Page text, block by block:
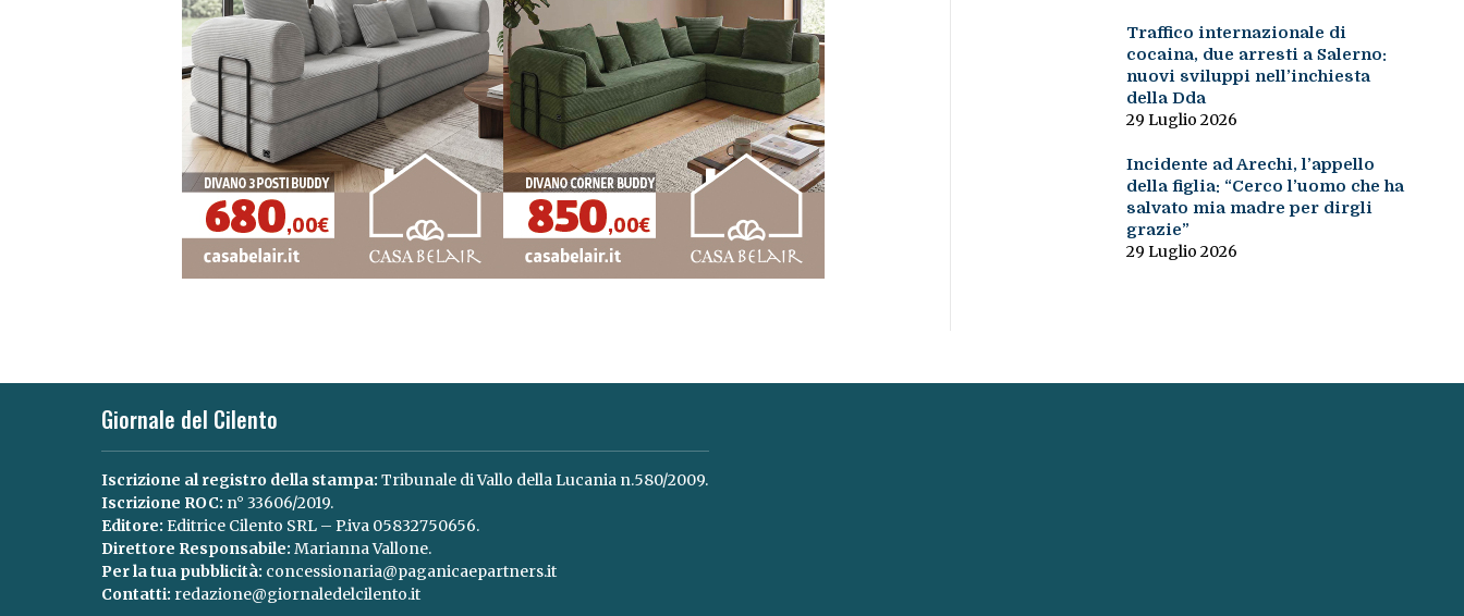
Traffico internazionale di
cocaina, due arresti a Salerno:
nuovi sviluppi nell’inchiesta
della Dda
29 Luglio 2026
Incidente ad Arechi, l’appello
della figlia: “Cerco l’uomo che ha
salvato mia madre per dirgli
grazie”
29 Luglio 2026
Giornale del Cilento
Iscrizione al registro della stampa: Tribunale di Vallo della Lucania n.580/2009.
Iscrizione ROC: n° 33606/2019.
Editore: Editrice Cilento SRL – P.iva 05832750656.
Direttore Responsabile: Marianna Vallone.
Per la tua pubblicità: concessionaria@paganicaepartners.it
Contatti: redazione@giornaledelcilento.it